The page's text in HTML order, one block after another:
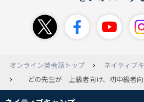
オンライン英会話トップ
ネイティブ
どの先生が 上級者向け、初中級者向け とか 国名と一緒に明記されていればいいと思うのですが。 数年前、最初の頃はそうい